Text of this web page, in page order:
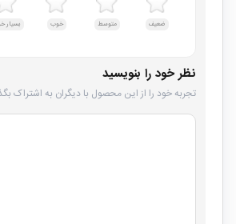
ضعیف متوسط خوب بسیار
نظر خود را بنویسید
تجربه خود را از این محصول با دیگران به اشتراک